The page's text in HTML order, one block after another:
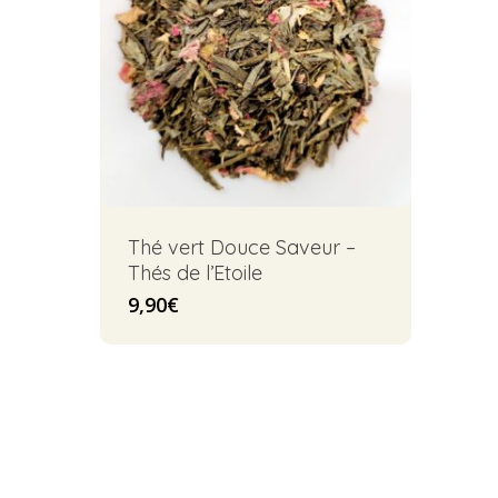
Thé vert Douce Saveur –
Thés de l’Etoile
9,90€